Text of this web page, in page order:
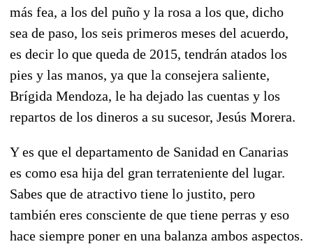
más fea, a los del puño y la rosa a los que, dicho
sea de paso, los seis primeros meses del acuerdo,
es decir lo que queda de 2015, tendrán atados los
pies y las manos, ya que la consejera saliente,
Brígida Mendoza, le ha dejado las cuentas y los
repartos de los dineros a su sucesor, Jesús Morera.
Y es que el departamento de Sanidad en Canarias
es como esa hija del gran terrateniente del lugar.
Sabes que de atractivo tiene lo justito, pero
también eres consciente de que tiene perras y eso
hace siempre poner en una balanza ambos aspectos.